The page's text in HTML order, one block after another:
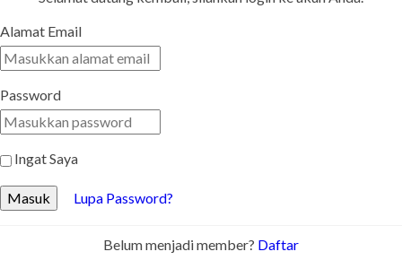
Alamat Email
Password
Ingat Saya
Masuk Lupa Password?
Belum menjadi member? Daftar